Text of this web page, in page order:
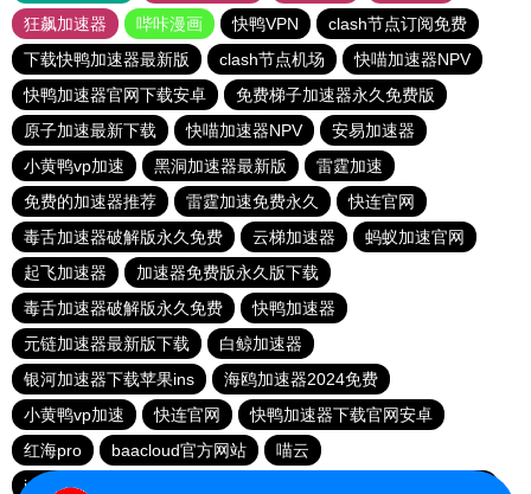
狂飙加速器
哔咔漫画 快鸭VPN
clash节点订阅免费
下载快鸭加速器最新版
clash节点机场
快喵加速器NPV
快鸭加速器官网下载安卓
免费梯子加速器永久免费版
原子加速最新下载
快喵加速器NPV
安易加速器
小黄鸭vp加速
黑洞加速器最新版
雷霆加速
免费的加速器推荐
雷霆加速免费永久
快连官网
毒舌加速器破解版永久免费
云梯加速器
蚂蚁加速官网
起飞加速器
加速器免费版永久版下载
毒舌加速器破解版永久免费
快鸭加速器
元链加速器最新版下载
白鲸加速器
银河加速器下载苹果ins
海鸥加速器2024免费
小黄鸭vp加速
快连官网
快鸭加速器下载官网安卓
红海pro
baacloud官方网站
喵云
ios免费加速器试用一小时打不开